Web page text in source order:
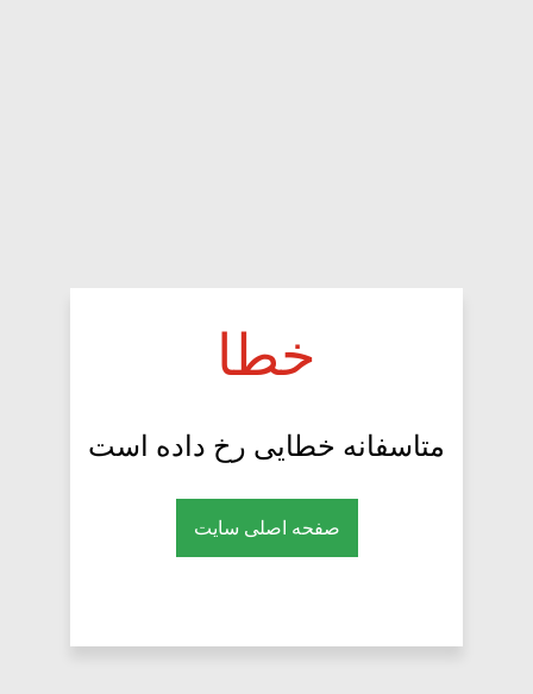
خطا
متاسفانه خطایی رخ داده است
صفحه اصلی سایت